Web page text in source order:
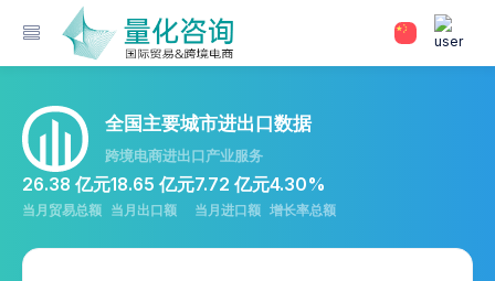
全国主要城市进出口数据
跨境电商进出口产业服务
26.38 亿元
当月贸易总额
18.65 亿元
当月出口额
7.72 亿元
当月进口额
4.30%
增长率总额